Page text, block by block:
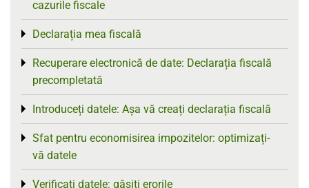
cazurile fiscale
Declarația mea fiscală
Toggle menu
Recuperare electronică de date: Declarația fiscală
precompletată
Toggle menu
Introduceți datele: Așa vă creați declarația fiscală
Toggle menu
Sfat pentru economisirea impozitelor: optimizați-
vă datele
Toggle menu
Verificați datele: găsiți erorile
Toggle menu